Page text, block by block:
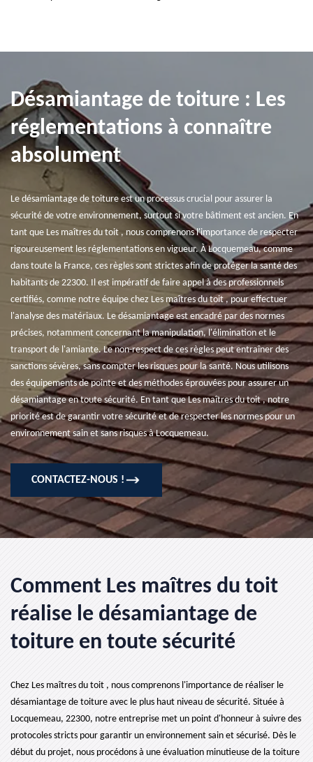
Désamiantage de toiture : Les
réglementations à connaître
absolument
Le désamiantage de toiture est un processus crucial pour assurer la
sécurité de votre environnement, surtout si votre bâtiment est ancien. En
tant que Les maîtres du toit , nous comprenons l'importance de respecter
rigoureusement les réglementations en vigueur. À Locquemeau, comme
dans toute la France, ces règles sont strictes afin de protéger la santé des
habitants de 22300. Il est impératif de faire appel à des professionnels
certifiés, comme notre équipe chez Les maîtres du toit , pour effectuer
l'analyse des matériaux. Le désamiantage est encadré par des normes
précises, notamment concernant la manipulation, l'élimination et le
transport de l'amiante. Le non-respect de ces règles peut entraîner des
sanctions sévères, sans compter les risques pour la santé. Nous utilisons
des équipements de pointe et des méthodes éprouvées pour assurer un
désamiantage en toute sécurité. En tant que Les maîtres du toit , notre
priorité est de garantir votre sécurité et de respecter les normes pour un
environnement sain et sans risques à Locquemeau.
CONTACTEZ-NOUS !
Comment Les maîtres du toit
réalise le désamiantage de
toiture en toute sécurité
Chez Les maîtres du toit , nous comprenons l'importance de réaliser le
désamiantage de toiture avec le plus haut niveau de sécurité. Située à
Locquemeau, 22300, notre entreprise met un point d'honneur à suivre des
protocoles stricts pour garantir un environnement sain et sécurisé. Dès le
début du projet, nous procédons à une évaluation minutieuse de la toiture